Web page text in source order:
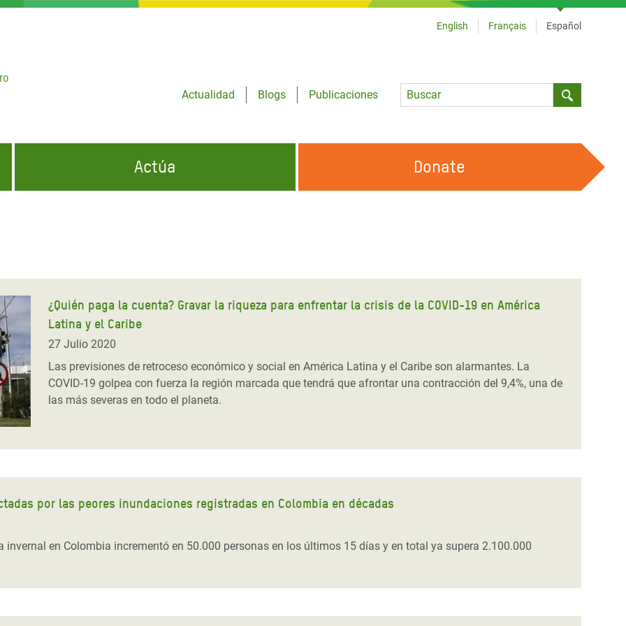
Actualidad
Blogs
Publicaciones
Language
English Français Español
por la Crisis en
y Alimentaria
Oriental
de Personas Refugiadas
del Sur
Refugiados Rohinyá
Yemen
Actúa Donate
¿Quién paga la cuenta? Gravar la riqueza para enfrentar la crisis de la COVID-19 en América
Latina y el Caribe
27 Julio 2020
Las previsiones de retroceso económico y social en América Latina y el Caribe son alarmantes. La
COVID-19 golpea con fuerza la región marcada que tendrá que afrontar una contracción del 9,4%, una de
las más severas en todo el planeta.
por las peores inundaciones registradas en Colombia en décadas
invernal en Colombia incrementó en 50.000 personas en los últimos 15 días y en total ya supera 2.100.000